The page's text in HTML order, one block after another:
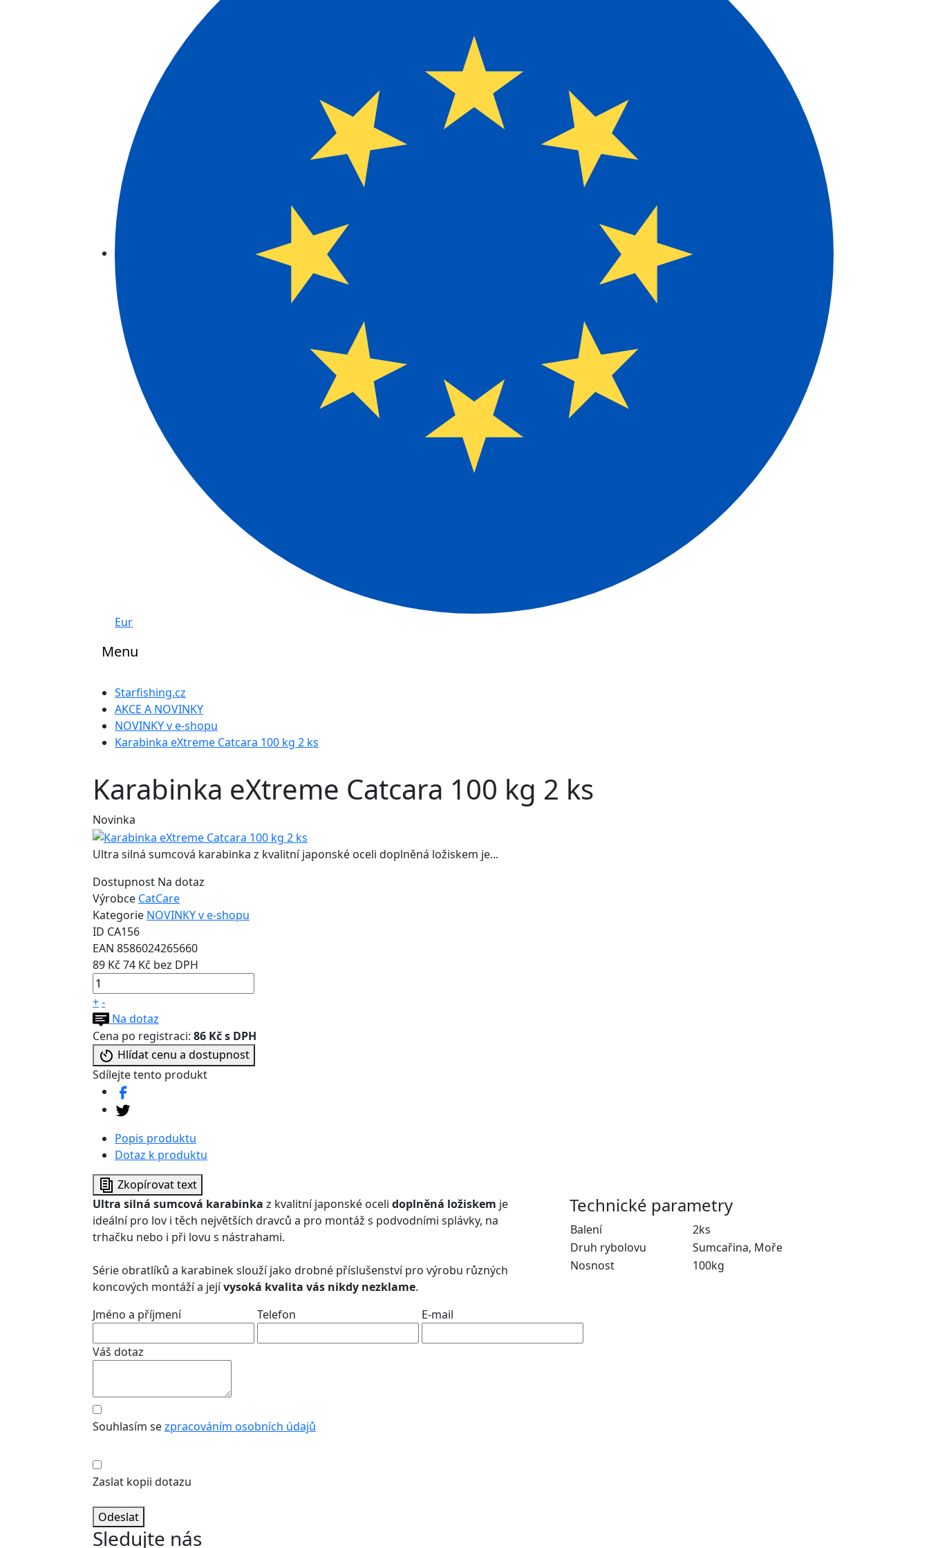
Eur
Menu
Starfishing.cz
AKCE A NOVINKY
NOVINKY v e-shopu
Karabinka eXtreme Catcara 100 kg 2 ks
Karabinka eXtreme Catcara 100 kg 2 ks
Novinka
Ultra silná sumcová karabinka z kvalitní japonské oceli doplněná ložiskem je...
Dostupnost Na dotaz
Výrobce CatCare
Kategorie NOVINKY v e-shopu
ID CA156
EAN 8586024265660
89 Kč 74 Kč bez DPH
+-
Na dotaz
Cena po registraci: 86 Kč s DPH
Hlídat cenu a dostupnost
Sdílejte tento produkt
Popis produktu
Dotaz k produktu
Zkopírovat text
Ultra silná sumcová karabinka z kvalitní japonské oceli doplněná ložiskem je
ideální pro lov i těch největších dravců a pro montáž s podvodními splávky, na
trhačku nebo i při lovu s nástrahami.
Série obratlíků a karabinek slouží jako drobné příslušenství pro výrobu různých
koncových montáží a jejívysoká kvalita vás nikdy nezklame.
Technické parametry
Balení
2ks
Druh rybolovu
Sumcařina, Moře
Nosnost
100kg
Jméno a příjmení Telefon E-mail
Váš dotaz
Souhlasím sezpracováním osobních údajů
Zaslat kopii dotazu
Odeslat
Sledujte nás